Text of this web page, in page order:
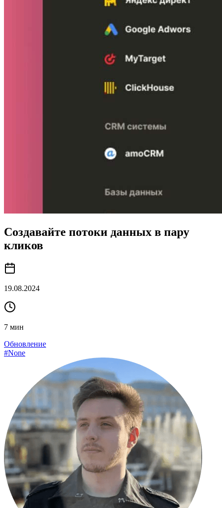
Создавайте потоки данных в пару
кликов
19.08.2024
7 мин
Обновление
#None